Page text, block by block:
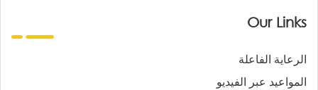
Our Links
الرعاية الفاعلة
المواعيد عبر الفيديو